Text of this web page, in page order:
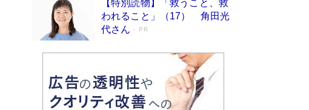
【特別読物】「救うこと、救
われること」（17） 角田光
代さん
PR